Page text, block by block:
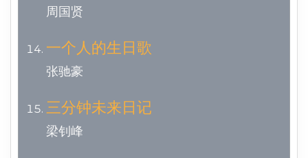
周国贤
一个人的生日歌
张驰豪
三分钟未来日记
梁钊峰